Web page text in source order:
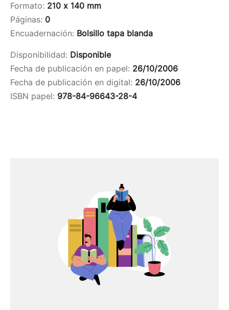
Formato: 210 x 140 mm
Páginas: 0
Encuadernación: Bolsillo tapa blanda
Disponibilidad: Disponible
Fecha de publicación en papel: 26/10/2006
Fecha de publicación en digital: 26/10/2006
ISBN papel: 978-84-96643-28-4